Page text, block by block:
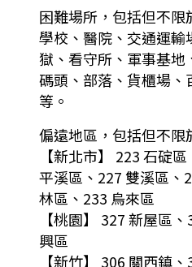
困難場所，包括但不限
學校、醫院、交通運輸
獄、看守所、軍事基地
碼頭、部落、貨櫃場
等。
偏遠地區，包括但不限
【新北市】 223 石碇
平溪區、227 雙溪區、
林區、233 烏來區
【桃園】 327 新屋區
興區
【新竹】 306 關西鎮